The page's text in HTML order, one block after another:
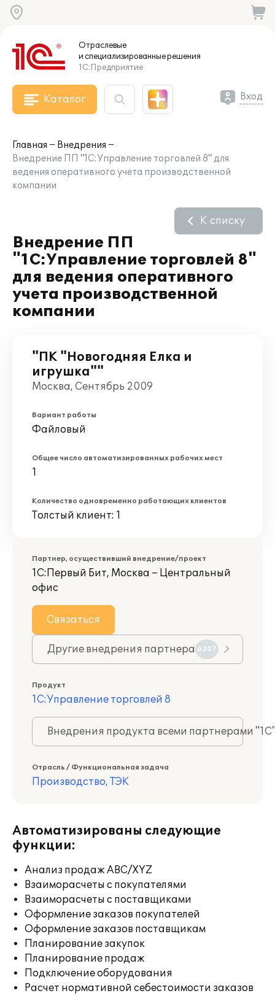
Отраслевые
и специализированныерешения
1С:Предприятие
Каталог Вход
Главная
Внедрения
Внедрение ПП "1С:Управление торговлей 8" для
ведения оперативного учета производственной
компании
Внедрение ПП
"1С:Управление торговлей 8"
для ведения оперативного
учета производственной
компании
К списку
"ПК "Новогодняя Елка и
игрушка""
Москва, Сентябрь 2009
Вариант работы
Файловый
Общее число автоматизированных рабочих мест
1
Количество одновременно работающих клиентов
Толстый клиент: 1
Партнер, осуществивший внедрение/проект
1С:Первый Бит, Москва – Центральный
офис
Связаться
Другие внедрения партнера 6307
Продукт
1С:Управление торговлей 8
Внедрения продукта всеми партнерами
Отрасль / Функциональная задача
Производство, ТЭК
Автоматизированы следующие
функции:
Анализ продаж ABC/XYZ
Взаиморасчеты с покупателями
Взаиморасчеты с поставщиками
Оформление заказов покупателей
Оформление заказов поставщикам
Планирование закупок
Планирование продаж
Подключение оборудования
Расчет нормативной себестоимости заказов